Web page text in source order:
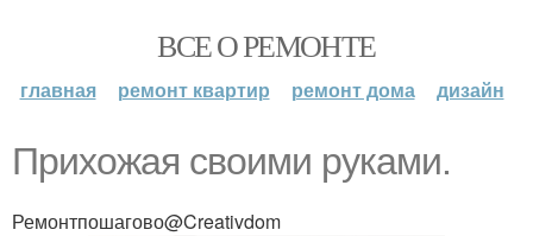
ВСЕ О РЕМОНТЕ
главная ремонт квартир ремонт дома дизайн
Прихожая своими руками.
Ремонтпошагово@Creativdom